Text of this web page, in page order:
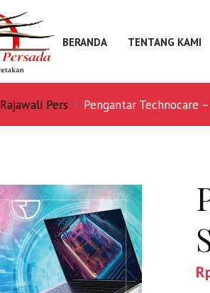
BERANDA TENTANG KAMI
Rajawali Pers Pengantar Technocare –